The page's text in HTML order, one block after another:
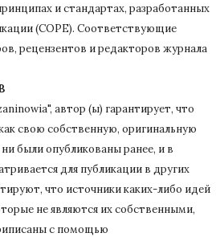
и стандартах, разработанных
(COPE). Соответствующие
рецензентов и редакторов журнала
автор (ы) гарантирует, что
свою собственную, оригинальную
были опубликованы ранее, и в
для публикации в других
что источники каких-либо идей
не являются их собственными,
с помощью